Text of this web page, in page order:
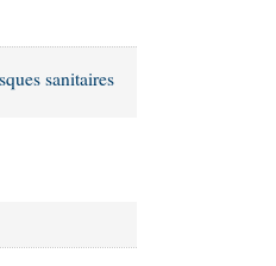
sanitaires